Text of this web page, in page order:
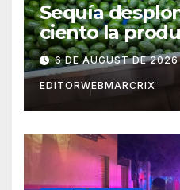
Sequía
ciento la
aguacate en
6 DE AUGUST DE
EDITORWEBMARCRIX